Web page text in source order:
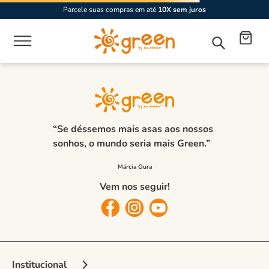
Parcele suas compras em até 10X sem juros
“Se déssemos mais asas aos nossos
sonhos, o mundo seria mais Green.”
Vem nos seguir!
Institucional